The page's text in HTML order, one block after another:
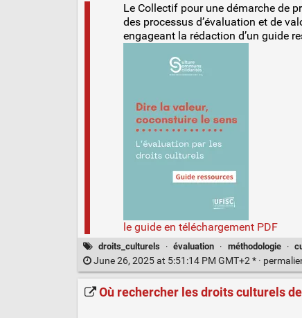
Le Collectif pour une démarche de
des processus d’évaluation et de
engageant la rédaction d’un guide
le guide en téléchargement PDF
droits_culturels · évaluation · méthodologie ·
June 26, 2025 at 5:51:14 PM GMT+2 * ·
Où rechercher les droits culturels